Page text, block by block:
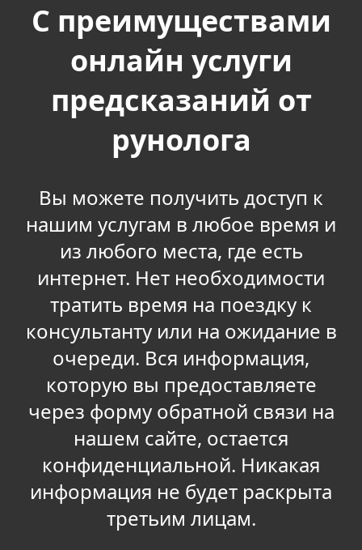
С преимуществами
онлайн услуги
предсказаний от
рунолога
Вы можете получить доступ к
нашим услугам в любое время и
из любого места, где есть
интернет. Нет необходимости
тратить время на поездку к
консультанту или на ожидание в
очереди. Вся информация,
которую вы предоставляете
через форму обратной связи на
нашем сайте, остается
конфиденциальной. Никакая
информация не будет раскрыта
третьим лицам.